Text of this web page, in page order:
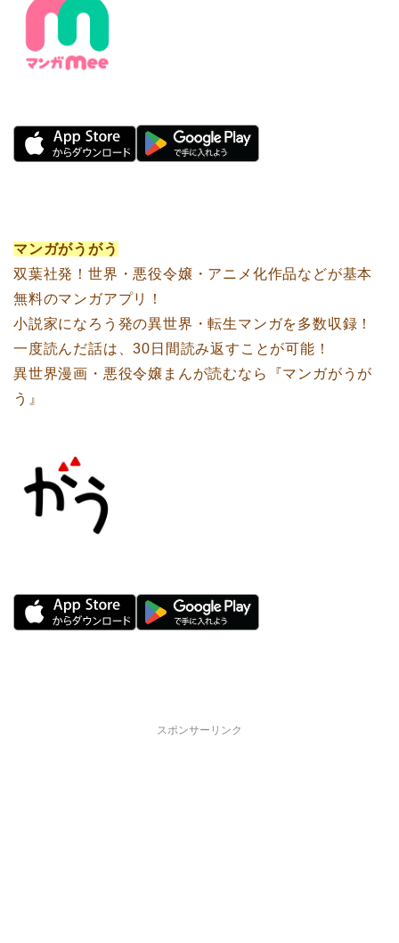
マンガがうがう
双葉社発！世界・悪役令嬢・アニメ化作品などが基本
無料のマンガアプリ！
小説家になろう発の異世界・転生マンガを多数収録！
一度読んだ話は、30日間読み返すことが可能！
異世界漫画・悪役令嬢まんが読むなら『マンガがうが
う』
スポンサーリンク